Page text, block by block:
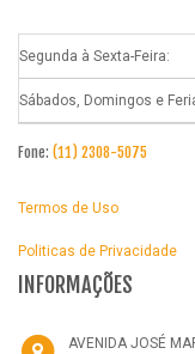
Segunda à Sexta-Feira:
Sábados, Domingos e
Fone: (11) 2308-5075
Termos de Uso
Politicas de Privacidade
INFORMAÇÕES
AVENIDA JOSÉ